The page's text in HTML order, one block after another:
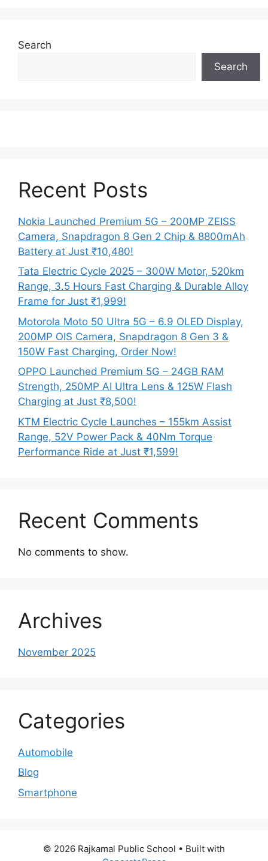
Search
Search
Recent Posts
Nokia Launched Premium 5G – 200MP ZEISS
Camera, Snapdragon 8 Gen 2 Chip & 8800mAh
Battery at Just ₹10,480!
Tata Electric Cycle 2025 – 300W Motor, 520km
Range, 3.5 Hours Fast Charging & Durable Alloy
Frame for Just ₹1,999!
Motorola Moto 50 Ultra 5G – 6.9 OLED Display,
200MP OIS Camera, Snapdragon 8 Gen 3 &
150W Fast Charging, Order Now!
OPPO Launched Premium 5G – 24GB RAM
Strength, 250MP AI Ultra Lens & 125W Flash
Charging at Just ₹8,500!
KTM Electric Cycle Launches – 155km Assist
Range, 52V Power Pack & 40Nm Torque
Performance Ride at Just ₹1,599!
Recent Comments
No comments to show.
Archives
November 2025
Categories
Automobile
Blog
Smartphone
© 2026 Rajkamal Public School • Built with